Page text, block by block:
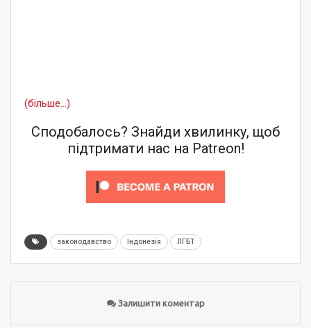
(більше…)
Сподобалось? Знайди хвилинку, щоб
підтримати нас на Patreon!
законодавство Індонезія ЛГБТ
Залишити коментар